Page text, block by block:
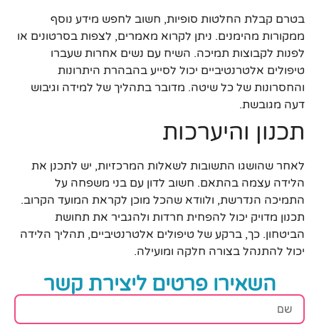
בטרם קבלת החלטות סופיות, חשוב לחפש מידע נוסף
ממקורות מהימנים. ניתן לקרוא מאמרים, לצפות בסרטונים או
לפנות לקבוצות תמיכה. השיח עם נשים אחרות שעברו
טיפולים אלטרנטיביים יכול לסייע בהבהרת היתרונות
והחסרונות של כל שיטה. מדובר בתהליך של למידה וגיבוש
דעה מגובשת.
תכנון והיערכות
לאחר שהושגו התשובות לשאלות המרכזיות, יש לתכנן את
הלידה עצמה בהתאם. חשוב לדון עם בני משפחה על
התמיכה הנדרשת, ולוודא שהכל מוכן לקראת המועד הקרוב.
תכנון מדויק יכול להפחית חרדות ולהגביר את תחושת
הביטחון. כך, ברקע של טיפולים אלטרנטיביים, תהליך הלידה
יכול להתנהל בצורה חלקה ומועילה.
השאירו פרטים ליצירת קשר